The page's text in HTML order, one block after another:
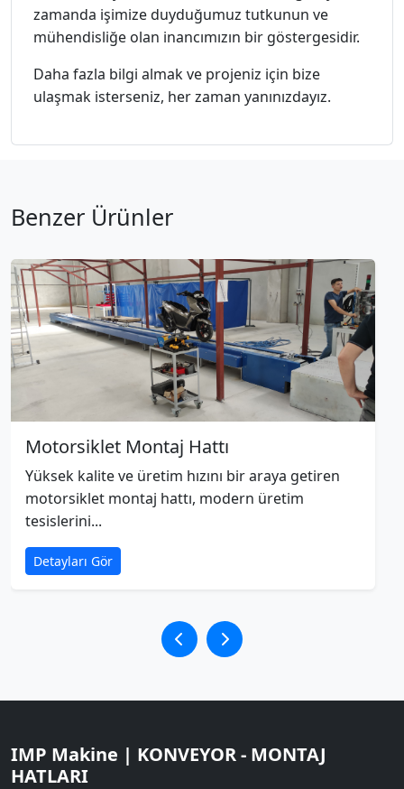
zamanda işimize duyduğumuz tutkunun ve
mühendisliğe olan inancımızın bir göstergesidir.
Daha fazla bilgi almak ve projeniz için bize
ulaşmak isterseniz, her zaman yanınızdayız.
Benzer Ürünler
Motorsiklet Montaj Hattı
Yüksek kalite ve üretim hızını bir araya getiren
motorsiklet montaj hattı, modern üretim
tesislerini...
Detayları Gör
IMP Makine | KONVEYOR - MONTAJ
HATLARI